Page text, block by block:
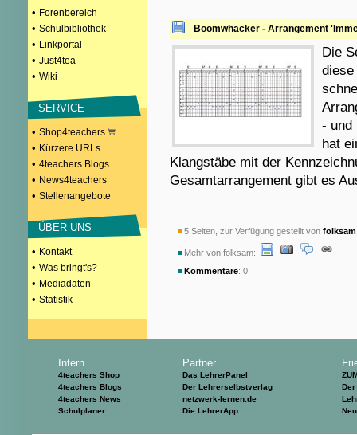
• Forenbereich
• Schulbibliothek
• Linkportal
• Just4tea
• Wiki
SERVICE
• Shop4teachers
• Kürzere URLs
• 4teachers Blogs
• News4teachers
• Stellenangebote
ÜBER UNS
• Kontakt
• Was bringt's?
• Mediadaten
• Statistik
Boomwhacker - Arrangement
Die
diese
- und
hat
Klangstäbe mit der
Gesamtarrangement gibt es
5 Seiten, zur Verfügung gestellt von folksam
Mehr von folksam:
Kommentare: 0
Intern
4teachers Shop
4teachers Blogs
4teachers News
Schulplaner
Partner
Das LehrerPanel
Der Lehrerselbstverlag
netzwerk-lernen.de
Die LehrerApp